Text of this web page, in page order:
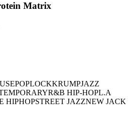
Matrix
POPLOCKKRUMPJAZZ
R&B HIP-HOPL.A
HIPHOPSTREET JAZZNEW JACK